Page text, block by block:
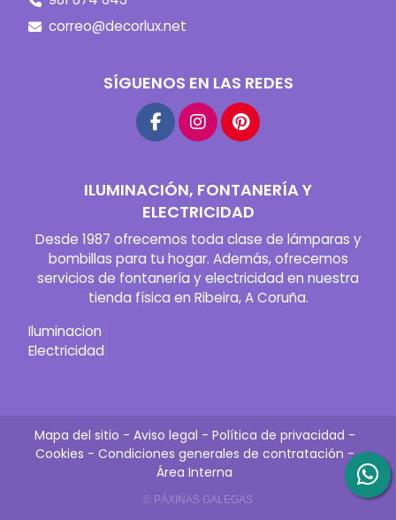
correo@decorlux.net
SÍGUENOS EN LAS REDES
ILUMINACIÓN, FONTANERÍA Y
ELECTRICIDAD
Desde 1987 ofrecemos toda clase de lámparas y
bombillas para tu hogar. Además, ofrecemos
servicios de fontanería y electricidad en nuestra
tienda física en Ribeira, A Coruña.
Iluminacion
Electricidad
Mapa del sitio - Aviso legal - Política de privacidad -
Cookies - Condiciones generales de contratación -
Área Interna
© PÁXINAS GALEGAS